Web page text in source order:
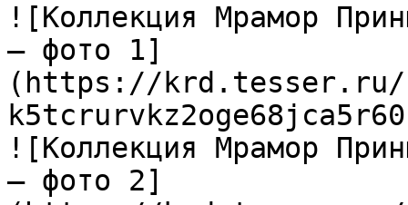
![Коллекция Мрамор
— фото 1]
(https://krd.tesser.ru/
![Коллекция Мрамор
— фото 2]